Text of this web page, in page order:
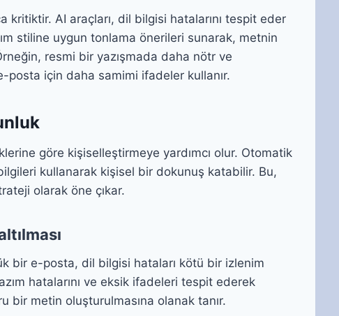
kritiktir. AI araçları, dil bilgisi hatalarını tespit eder
stiline uygun tonlama önerileri sunarak, metnin
resmi bir yazışmada daha nötr ve
için daha samimi ifadeler kullanır.
göre kişiselleştirmeye yardımcı olur. Otomatik
kullanarak kişisel bir dokunuş katabilir. Bu,
olarak öne çıkar.
bir e-posta, dil bilgisi hataları kötü bir izlenim
hatalarını ve eksik ifadeleri tespit ederek
bir metin oluşturulmasına olanak tanır.